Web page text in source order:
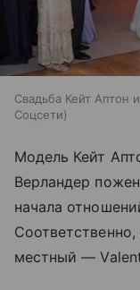
Свадьба Кейт Аптон
Соцсети
Модель Кейт
Верландер
начала
местный —